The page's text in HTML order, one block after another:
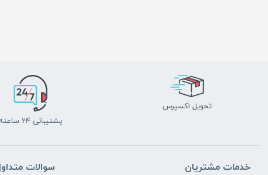
تحویل اکسپرس
پشتیبانی 24 ساعته
خدمات مشتریان سوالات